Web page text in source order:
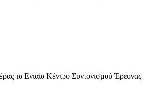
το Ενιαίο Κέντρο Συντονισμού Έρευνας